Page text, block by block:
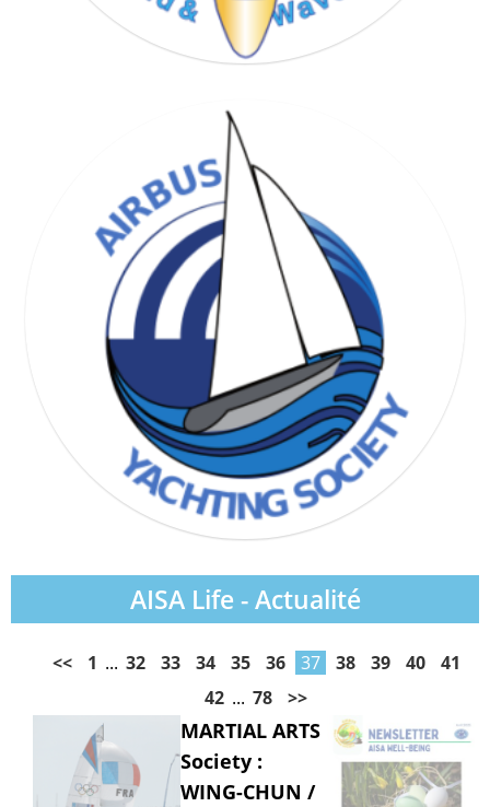
WIND & WAVE SOCIETY
AISA Life - Actualité
<< 1 ... 32 33 34 35 36 37 38 39 40
41
42 ... 78 >>
MARTIAL ARTS
Society :
WING-CHUN /